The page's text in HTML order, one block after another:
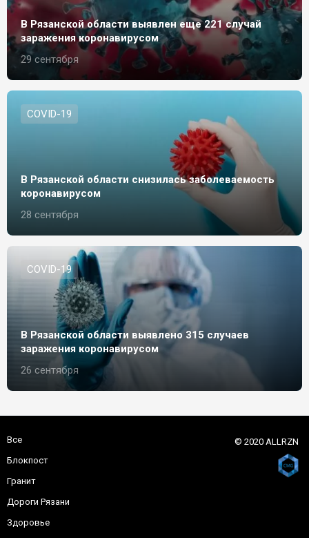
В Рязанской области выявлен еще 221 случай
заражения коронавирусом
29 сентября
СOVID-19
В Рязанской области снизилась заболеваемость
коронавирусом
28 сентября
СOVID-19
В Рязанской области выявлено 315 случаев
заражения коронавирусом
26 сентября
Все
Блокпост
Гранит
Дороги Рязани
Здоровье
© 2020 ALLRZN